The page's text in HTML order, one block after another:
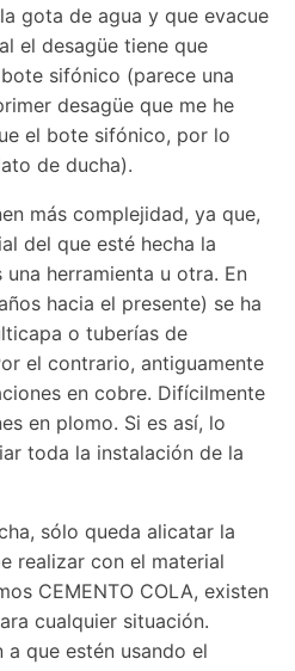
gota de agua y que evacue
el desagüe tiene que
sifónico (parece una
desagüe que me he
el bote sifónico, por lo
de ducha).
más complejidad, ya que,
del que esté hecha la
herramienta u otra. En
hacia el presente) se ha
o tuberías de
el contrario, antiguamente
en cobre. Difícilmente
en plomo. Si es así, lo
toda la instalación de la
sólo queda alicatar la
realizar con el material
CEMENTO COLA, existen
cualquier situación.
que estén usando el